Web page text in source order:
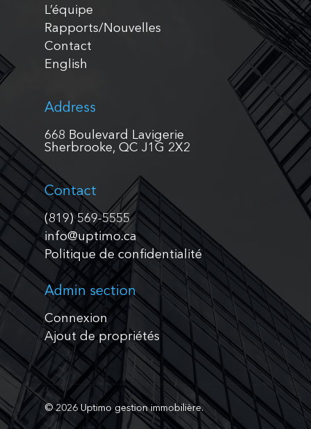
L’équipe
Rapports/Nouvelles
Contact
English
Address
668 Boulevard Lavigerie
Sherbrooke, QC J1G 2X2
Contact
(819) 569-5555
info@uptimo.ca
Politique de confidentialité
Admin section
Connexion
Ajout de propriétés
© 2026 Uptimo gestion immobilière.